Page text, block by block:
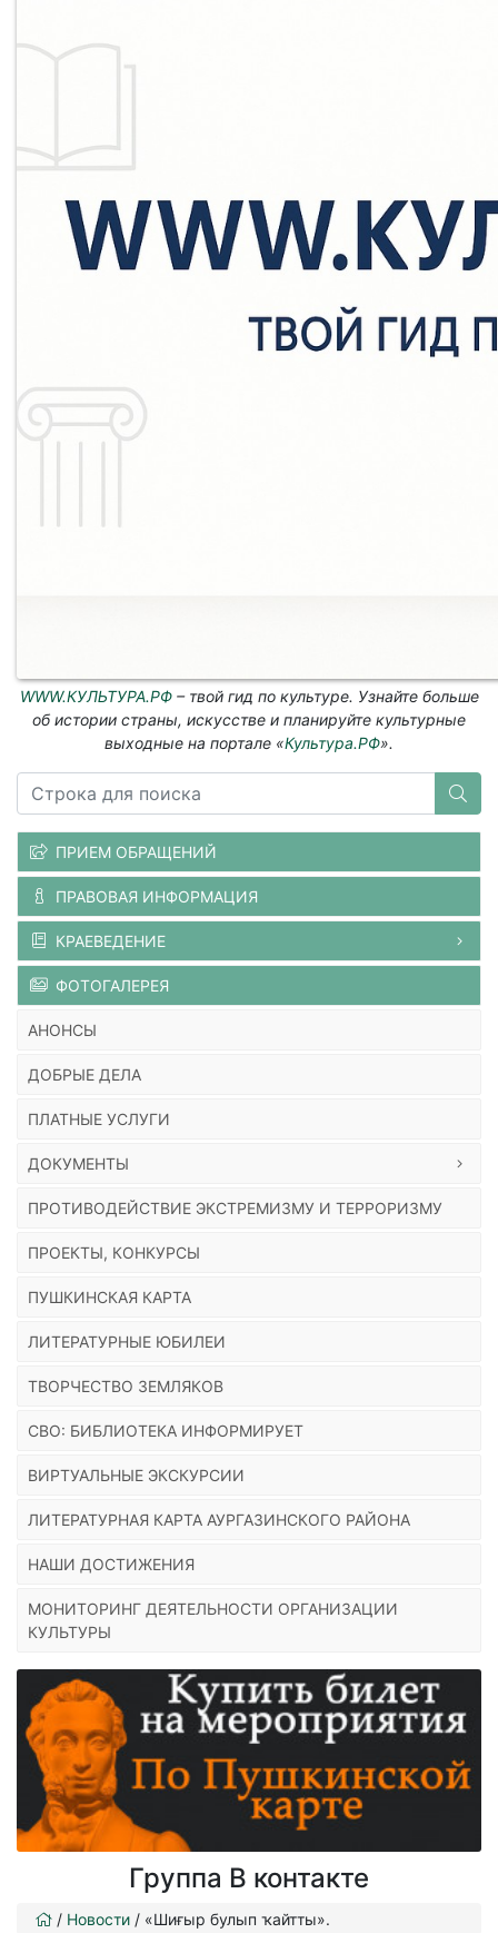
WWW.КУЛЬТУРА.РФ– твой гид по культуре. Узнайте больше
об истории страны, искусстве и планируйте культурные
выходные на портале «Культура.РФ».
ПРИЕМ ОБРАЩЕНИЙ
ПРАВОВАЯ ИНФОРМАЦИЯ
КРАЕВЕДЕНИЕ
ФОТОГАЛЕРЕЯ
АНОНСЫ
ДОБРЫЕ ДЕЛА
ПЛАТНЫЕ УСЛУГИ
ДОКУМЕНТЫ
ПРОТИВОДЕЙСТВИЕ ЭКСТРЕМИЗМУ И ТЕРРОРИЗМУ
ПРОЕКТЫ, КОНКУРСЫ
ПУШКИНСКАЯ КАРТА
ЛИТЕРАТУРНЫЕ ЮБИЛЕИ
ТВОРЧЕСТВО ЗЕМЛЯКОВ
СВО: БИБЛИОТЕКА ИНФОРМИРУЕТ
ВИРТУАЛЬНЫЕ ЭКСКУРСИИ
ЛИТЕРАТУРНАЯ КАРТА АУРГАЗИНСКОГО РАЙОНА
НАШИ ДОСТИЖЕНИЯ
МОНИТОРИНГ ДЕЯТЕЛЬНОСТИ ОРГАНИЗАЦИИ
КУЛЬТУРЫ
Группа В контакте
/ Новости / «Шиғыр булып ҡайтты».